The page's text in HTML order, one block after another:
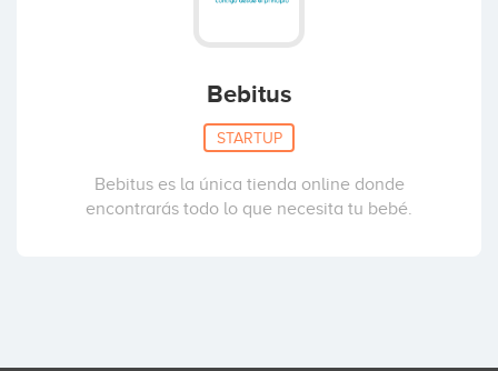
Bebitus
STARTUP
Bebitus es la única tienda online donde
encontrarás todo lo que necesita tu bebé.